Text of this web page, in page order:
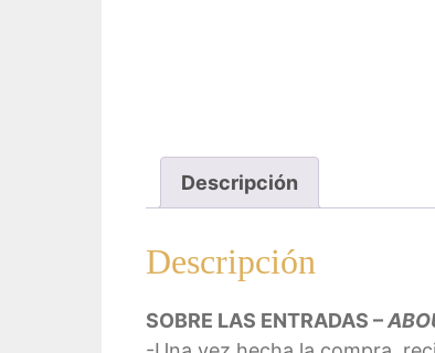
Descripción
Descripción
SOBRE LAS ENTRADAS –